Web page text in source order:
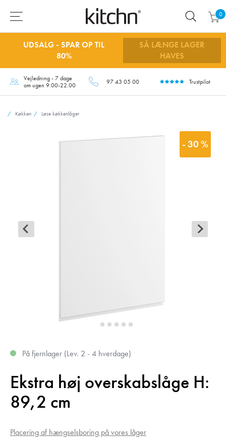
0
UDSALG - SPAR OP TIL
80%
SÅ LÆNGE LAGER
HAVES
Vejledning - 7 dage
om ugen 9.00-22.00
97 43 05 00 Trustpilot
Køkken Løse køkkenlåger
- 30 %
På fjernlager (Lev. 2 - 4 hverdage)
Ekstra høj overskabslåge H:
89,2 cm
Placering af hængselsboring på vores låger